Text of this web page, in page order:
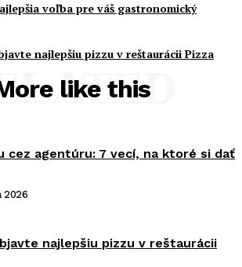
voľba pre váš gastronomický
najlepšiu pizzu v reštaurácii Pizza
like this
cez agentúru: 7 vecí, na ktoré si dať
2026
najlepšiu pizzu v reštaurácii